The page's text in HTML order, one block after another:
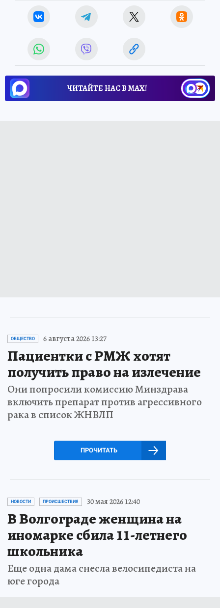
ЧИТАЙТЕ НАС В МАХ!
ОБЩЕСТВО 6 августа 2026 13:27
Пациентки с РМЖ хотят
получить право на излечение
Они попросили комиссию Минздрава
включить препарат против агрессивного
рака в список ЖНВЛП
ПРОЧИТАТЬ
НОВОСТИ ПРОИСШЕСТВИЯ 30 мая 2026 12:40
В Волгограде женщина на
иномарке сбила 11-летнего
школьника
Еще одна дама снесла велосипедиста на
юге города